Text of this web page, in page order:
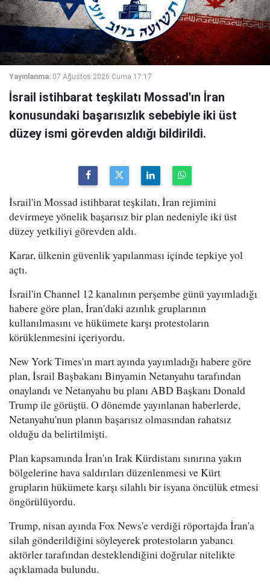
Yayınlanma: 07 Ağustos 2026 Cuma 17:17
İsrail istihbarat teşkilatı Mossad'ın İran
konusundaki başarısızlık sebebiyle iki üst
düzey ismi görevden aldığı bildirildi.
İsrail'in Mossad istihbarat teşkilatı, İran rejimini
devirmeye yönelik başarısız bir plan nedeniyle iki üst
düzey yetkiliyi görevden aldı.
Karar, ülkenin güvenlik yapılanması içinde tepkiye yol
açtı.
İsrail'in Channel 12 kanalının perşembe günü yayımladığı
habere göre plan, İran'daki azınlık gruplarının
kullanılmasını ve hükümete karşı protestoların
körüklenmesini içeriyordu.
New York Times'ın mart ayında yayımladığı habere göre
plan, İsrail Başbakanı Binyamin Netanyahu tarafından
onaylandı ve Netanyahu bu planı ABD Başkanı Donald
Trump ile görüştü. O dönemde yayınlanan haberlerde,
Netanyahu'nun planın başarısız olmasından rahatsız
olduğu da belirtilmişti.
Plan kapsamında İran'ın Irak Kürdistanı sınırına yakın
bölgelerine hava saldırıları düzenlenmesi ve Kürt
grupların hükümete karşı silahlı bir isyana öncülük etmesi
öngörülüyordu.
Trump, nisan ayında Fox News'e verdiği röportajda İran'a
silah gönderildiğini söyleyerek protestoların yabancı
aktörler tarafından desteklendiğini doğrular nitelikte
açıklamada bulundu.